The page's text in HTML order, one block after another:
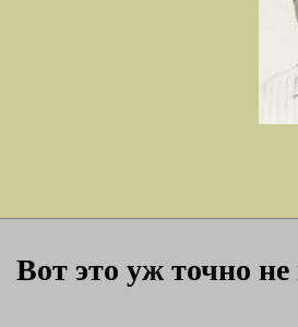
Вот это уж точно